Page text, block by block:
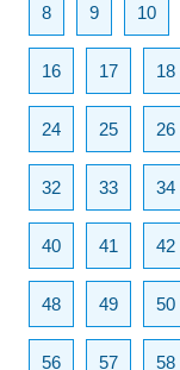
8 9 10
16 17 18
24 25 26
32 33 34
40 41 42
48 49 50
56 57 58